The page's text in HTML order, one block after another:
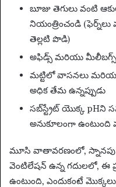
బూజు తెగులు వంటి
నియంత్రించండి
తెల్లటి పొడి)
అఫిడ్స్ మరియు మీలీబగ్స్
మట్టిలో వాసనలు మరియు
అధిక తేమ ఉన్నప్పుడు
సబ్‌స్ట్రేట్ యొక్క pHని
అనుకూలంగా ఉంటుంది
మూసి వాతావరణంలో, స్నానపు
వెంటిలేషన్ ఉన్న గదులలో,
ఉంటుంది, ఎందుకంటే